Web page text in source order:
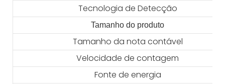
Tecnologia de Detecção
Tamanho do produto
Tamanho da nota contável
Velocidade de contagem
Fonte de energia